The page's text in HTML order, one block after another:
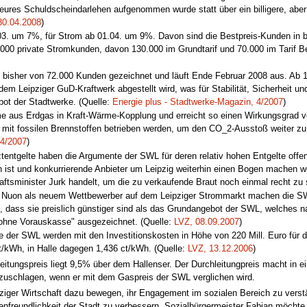
Schuldscheindarlehen aufgenommen wurde statt über ein billigere,
)
um 7%, für Strom ab 01.04. um 9%. Davon sind die Bestpreis-Kunden
private Stromkunden, davon 130.000 im Grundtarif und 70.000 im Tarif
von 72.000 Kunden gezeichnet und läuft Ende Februar 2008 aus.
Leipziger GuD-Kraftwerk abgestellt wird, was für Stabilität, Sicherheit
der Stadtwerke. (Quelle: Energie plus - Stadtwerke-Magazin, 4/2007)
aus Erdgas in Kraft-Wärme-Kopplung und erreicht so einen
fossilen Brennstoffen betrieben werden, um den CO_2-Ausstoß weiter
2007)
haben die Argumente der SWL für deren relativ hohen Entgelte
und konkurrierende Anbieter um Leipzig weiterhin einen Bogen machen
Jurk handelt, um die zu verkaufende Braut noch einmal recht
als neuem Wettbewerber auf dem Leipziger Strommarkt machen die
dass sie preislich günstiger sind als das Grundangebot der SWL, welches
Vorauskasse" ausgezeichnet. (Quelle: LVZ, 08.09.2007)
der SWL werden mit den Investitionskosten in Höhe von 220 Mill. Euro
in Halle dagegen 1,436 ct/kWh. (Quelle: LVZ, 13.12.2006)
liegt 9,5% über dem Hallenser. Der Durchleitungpreis macht in
wenn er mit dem Gaspreis der SWL verglichen wird.
Wirtschaft dazu bewegen, ihr Engagement im sozialen Bereich zu